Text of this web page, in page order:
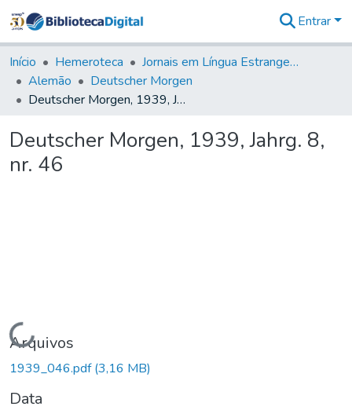
&
Coleções
Tudo na
Biblioteca
Estatísticas
Entrar
Início Hemeroteca
Jornais em Língua Estrangeira
Alemão
Deutscher Morgen
Deutscher Morgen, 1939, Jahrg. 8, nr. 46
Deutscher Morgen, 1939, Jahrg. 8,
nr. 46
Carregando...
Arquivos
1939_046.pdf(3,16 MB)
Data